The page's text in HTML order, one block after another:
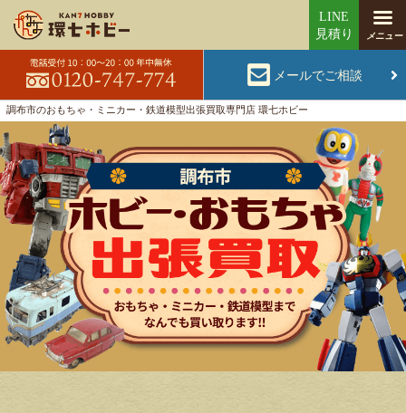
調布市のおもちゃ・ミニカー・鉄道模型出張買取専門店 環七ホビー
メールでご相談